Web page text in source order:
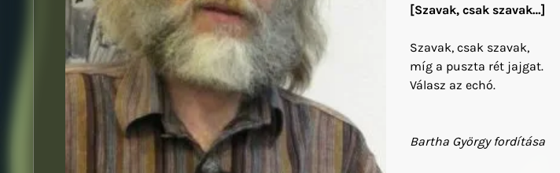
[Szavak, csak szavak…]
Szavak, csak szavak,
míg a puszta rét jajgat.
Válasz az echó.
Bartha György fordítása